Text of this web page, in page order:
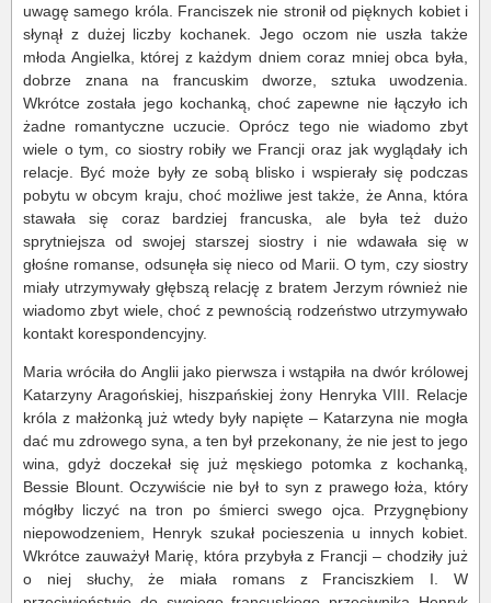
uwagę samego króla. Franciszek nie stronił od pięknych kobiet i
słynął z dużej liczby kochanek. Jego oczom nie uszła także
młoda Angielka, której z każdym dniem coraz mniej obca była,
dobrze znana na francuskim dworze, sztuka uwodzenia.
Wkrótce została jego kochanką, choć zapewne nie łączyło ich
żadne romantyczne uczucie. Oprócz tego nie wiadomo zbyt
wiele o tym, co siostry robiły we Francji oraz jak wyglądały ich
relacje. Być może były ze sobą blisko i wspierały się podczas
pobytu w obcym kraju, choć możliwe jest także, że Anna, która
stawała się coraz bardziej francuska, ale była też dużo
sprytniejsza od swojej starszej siostry i nie wdawała się w
głośne romanse, odsunęła się nieco od Marii. O tym, czy siostry
miały utrzymywały głębszą relację z bratem Jerzym również nie
wiadomo zbyt wiele, choć z pewnością rodzeństwo utrzymywało
kontakt korespondencyjny.
Maria wróciła do Anglii jako pierwsza i wstąpiła na dwór królowej
Katarzyny Aragońskiej, hiszpańskiej żony Henryka VIII. Relacje
króla z małżonką już wtedy były napięte – Katarzyna nie mogła
dać mu zdrowego syna, a ten był przekonany, że nie jest to jego
wina, gdyż doczekał się już męskiego potomka z kochanką,
Bessie Blount. Oczywiście nie był to syn z prawego łoża, który
mógłby liczyć na tron po śmierci swego ojca. Przygnębiony
niepowodzeniem, Henryk szukał pocieszenia u innych kobiet.
Wkrótce zauważył Marię, która przybyła z Francji – chodziły już
o niej słuchy, że miała romans z Franciszkiem I. W